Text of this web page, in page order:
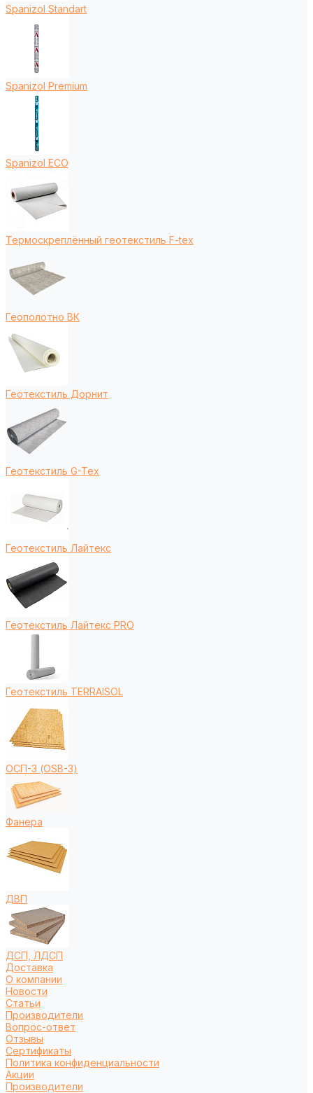
Spanizol Standart
Spanizol Premium
Spanizol ECO
Термоскреплённый геотекстиль F-tex
Геополотно ВК
Геотекстиль Дорнит
Геотекстиль G-Tex
Геотекстиль Лайтекс
Геотекстиль Лайтекс PRO
Геотекстиль TERRAISOL
ОСП-3 (OSB-3)
Фанера
ДВП
ДСП, ЛДСП
Доставка
О компании
Новости
Статьи
Производители
Вопрос-ответ
Отзывы
Сертификаты
Политика конфиденциальности
Акции
Производители